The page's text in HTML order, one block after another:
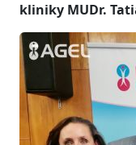
kliniky MUDr.